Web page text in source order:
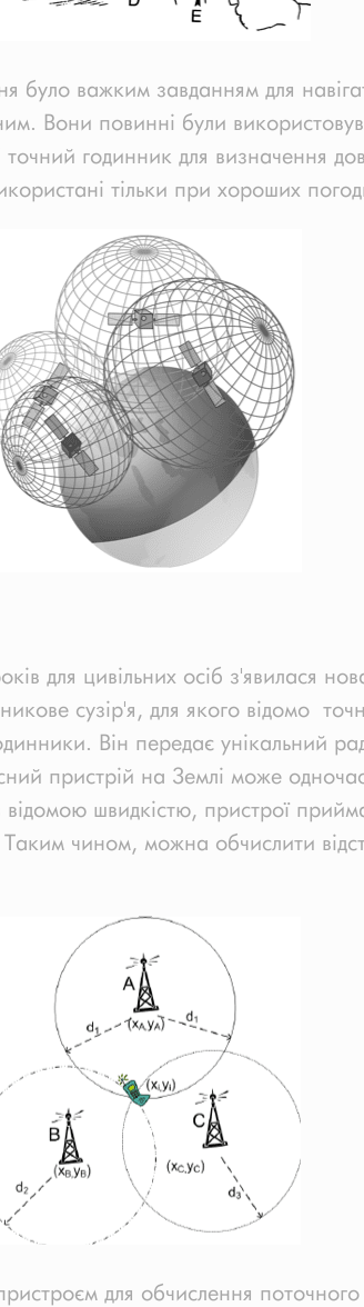
було важким завданням для
Вони повинні були
годинник для визначення
тільки при хороших
для цивільних осіб з'явилася
сузір'я, для якого відомо
Він передає унікальний
пристрій на Землі може
відомою швидкістю, пристрої
Таким чином, можна обчислити
для обчислення